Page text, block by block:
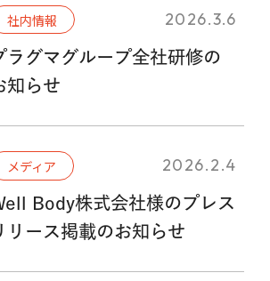
社内情報 2026.3.6
ラグマグループ全社研修の
知らせ
メディア 2026.2.4
Body株式会社様のプレス
リース掲載のお知らせ